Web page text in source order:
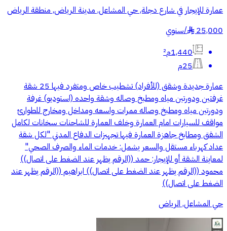
عمارة للإيجار في شارع دجلة, حي المشاعل, مدينة الرياض, منطقة الرياض
25,000
§
/سنوي
1,440م²
25م
عمارة جديدة وشقق (للأفراد) تشطيب خاص ومتفرد فيها 25 شقة
غرفتين ودورتين مياه ومطبخ وصاله وشقة واحده (استوديو) غرفة
ودورتين مياه ومطبخ وصاله ممرات واسعه ومداخل ومخارج للطوارئ
مواقف للسيارات امام العمارة وخلف العمارة للشاحنات سخانات لكامل
الشقق ومطابخ جاهزة العمارة فيها تجهيزات الدفاع المدني "لكل شقة
عداد كهرباء مستقل والسعر يشمل: خدمات الماء والصرف الصحي"
لمعاينة الشقة أو للإيجار: حمد ((الرقم يظهر عند الضغط على اتصال))
محمود ((الرقم يظهر عند الضغط على اتصال)) ابراهيم ((الرقم يظهر عند
الضغط على اتصال))
حي المشاعل, الرياض